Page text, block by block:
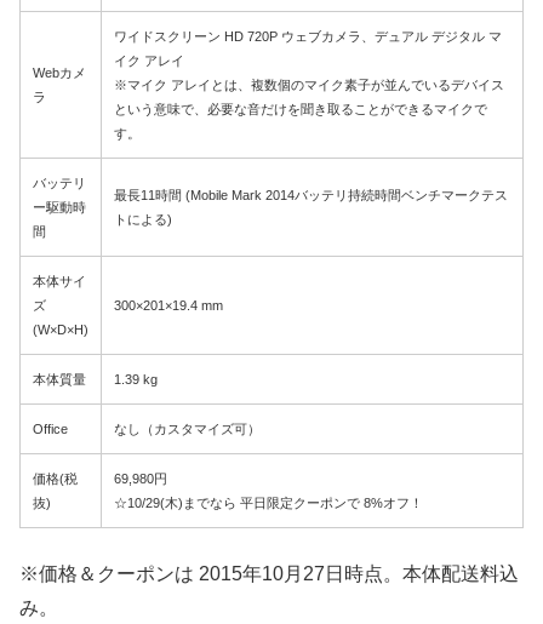
Webカメ
ラ
ワイドスクリーン HD 720P ウェブカメラ、デュアル デジタル マ
イク アレイ
※マイク アレイとは、複数個のマイク素子が並んでいるデバイス
という意味で、必要な音だけを聞き取ることができるマイクで
す。
バッテリ
ー駆動時
間
最長11時間 (Mobile Mark 2014バッテリ持続時間ベンチマークテス
トによる)
本体サイ
ズ
(W×D×H)
300×201×19.4 mm
本体質量 1.39 kg
Office なし（カスタマイズ可）
価格(税
抜)
69,980円
☆10/29(木)までなら 平日限定クーポンで 8%オフ！
※価格＆クーポンは 2015年10月27日時点。本体配送料込
み。